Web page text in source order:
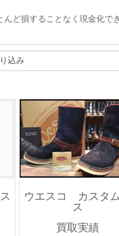
ど損することなく現金化で
ウエスコ カスタ
ス
買取実績